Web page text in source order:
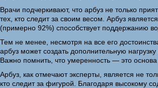
Врачи подчеркивают, что арбуз не только
тех, кто следит за своим весом. Арбуз
(примерно 92%) способствует поддержанию
Тем не менее, несмотря на все его
арбуз может создать дополнительную
Важно помнить, что умеренность — это основа
Арбуз, как отмечают эксперты, является не
кто следит за фигурой. Благодаря высокому